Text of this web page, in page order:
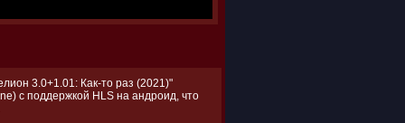
3.0+1.01: Как-то раз (2021)"
с поддержкой HLS на андроид, что